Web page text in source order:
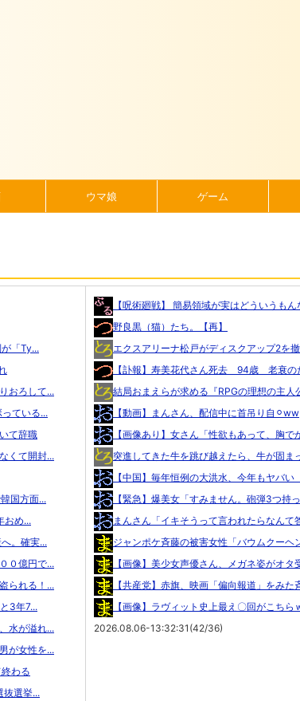
ウマ娘 ゲーム
「Ty...
おろして...
ている...
て辞職
くて開封...
国方面...
おめ...
。確実...
０億円で...
られる！...
3年7...
水が溢れ...
が女性を...
わる
抜選挙...
【呪術廻戦】 簡易領域が実はどういうも
野良黒（猫）たち。【再】
エクスアリーナ松戸がディスクアップ2を
【訃報】寿美花代さん死去 94歳 老衰
結局おまえらが求める『RPGの理想の主人
【動画】まんさん、配信中に首吊り自⚪︎ww
【画像あり】女さん「性欲もあって、胸で
突進してきた牛を跳び越えたら、牛が固ま
【中国】毎年恒例の大洪水、今年もヤバ
【緊急】爆美女「すみません。砲弾3つ持
まんさん「イキそうって言われたらなんて
ジャンポケ斉藤の被害女性「バウムクーヘ
【画像】美少女声優さん、メガネ姿がオタ
【共産党】赤旗、映画「偏向報道」をみた
【画像】ラヴィット史上最え〇回がこちら
2026.08.06-13:32:31(42/36)